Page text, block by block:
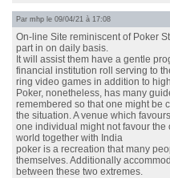
Par mhp le 09/04/21 à 17:08
On-line Site reminiscent of Poker
part in on daily basis.
It will assist them have a gentle
financial institution roll serving to
ring video games in addition to
Poker, nonetheless, has many
remembered so that one might be
the situation. A venue which favours
one individual might not favour
world together with India
poker is a recreation that many
themselves. Additionally
between these two extremes.